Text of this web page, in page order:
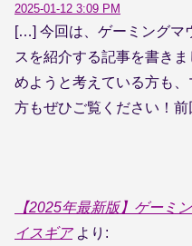
2025-01-12 3:09 PM
[…] 今回は、ゲーミングマ
スを紹介する記事を書き
めようと考えている方も
方もぜひご覧ください！
【2025年最新版】ゲーミ
イスギア より: